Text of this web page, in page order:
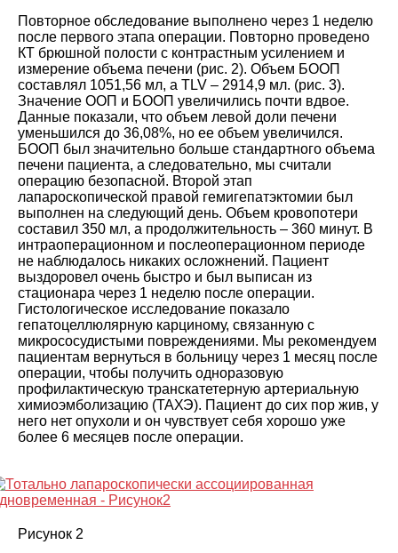
Повторное обследование выполнено через 1 неделю
после первого этапа операции. Повторно проведено
КТ брюшной полости с контрастным усилением и
измерение объема печени (рис. 2). Объем БООП
составлял 1051,56 мл, а TLV – 2914,9 мл. (рис. 3).
Значение ООП и БООП увеличились почти вдвое.
Данные показали, что объем левой доли печени
уменьшился до 36,08%, но ее объем увеличился.
БООП был значительно больше стандартного объема
печени пациента, а следовательно, мы считали
операцию безопасной. Второй этап
лапароскопической правой гемигепатэктомии был
выполнен на следующий день. Объем кровопотери
составил 350 мл, а продолжительность – 360 минут. В
интраоперационном и послеоперационном периоде
не наблюдалось никаких осложнений. Пациент
выздоровел очень быстро и был выписан из
стационара через 1 неделю после операции.
Гистологическое исследование показало
гепатоцеллюлярную карциному, связанную с
микрососудистыми повреждениями. Мы рекомендуем
пациентам вернуться в больницу через 1 месяц после
операции, чтобы получить одноразовую
профилактическую транскатетерную артериальную
химиоэмболизацию (ТАХЭ). Пациент до сих пор жив, у
него нет опухоли и он чувствует себя хорошо уже
более 6 месяцев после операции.
Рисунок 2